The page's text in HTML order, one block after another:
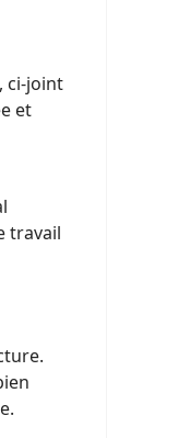
ci-joint
et
travail